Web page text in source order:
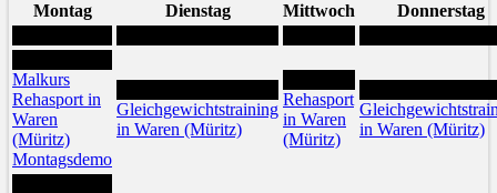
Montag
Dienstag Mittwoch Donnerstag
Malkurs
Rehasport in
Waren
(Müritz)
Montagsdemo
Gleichgewichtstraining
in Waren (Müritz)
Rehasport
in Waren
(Müritz)
in Waren (Müritz)